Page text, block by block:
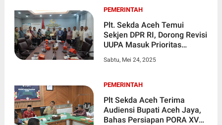
PEMERINTAH
Plt. Sekda Aceh Temui
Sekjen DPR RI, Dorong Revisi
UUPA Masuk Prioritas
Sabtu, Mei 24, 2025
PEMERINTAH
Plt Sekda Aceh Terima
Audiensi Bupati Aceh Jaya,
Bahas Persiapan PORA XV